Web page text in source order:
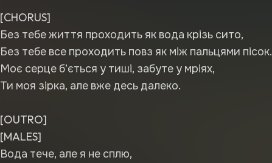
[CHORUS]
Без тебе життя проходить як вода крізь сито,
Без тебе все проходить повз як між пальцями пісок.
Моє серце б’ється у тиші, забуте у мріях,
Ти моя зірка, але вже десь далеко.
[OUTRO]
[MALES]
Вода тече, але я не сплю,